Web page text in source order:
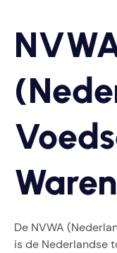
De NVWA
is de Nederlandse